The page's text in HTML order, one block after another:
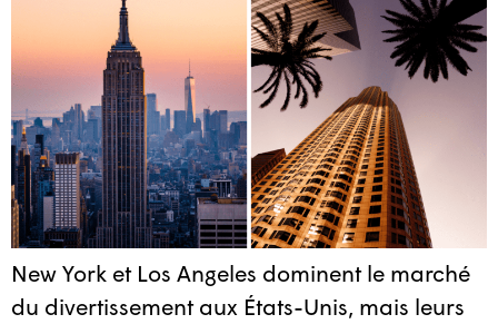
New York et Los Angeles dominent le marché
du divertissement aux États-Unis, mais leurs